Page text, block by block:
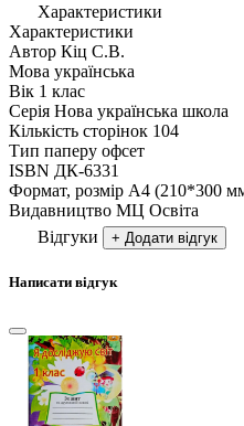
Характеристики
Характеристики
Автор Кiц С.В.
Мова українська
Вік 1 клас
Серія Нова українська школа
Кількість сторінок 104
Тип паперу офсет
ISBN ДК-6331
Формат, розмір А4 (210*300
Видавництво МЦ Освіта
Відгуки
+ Додати відгук
Написати відгук